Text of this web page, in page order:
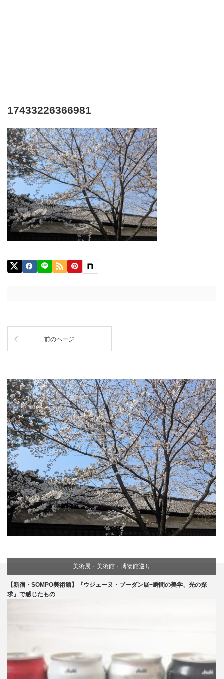
17433226366981
前のページ
美術展・美術館・博物館巡り
【新宿・SOMPO美術館】『ウジェーヌ・ブーダン展−瞬間の美学、光の探
求』で感じたもの